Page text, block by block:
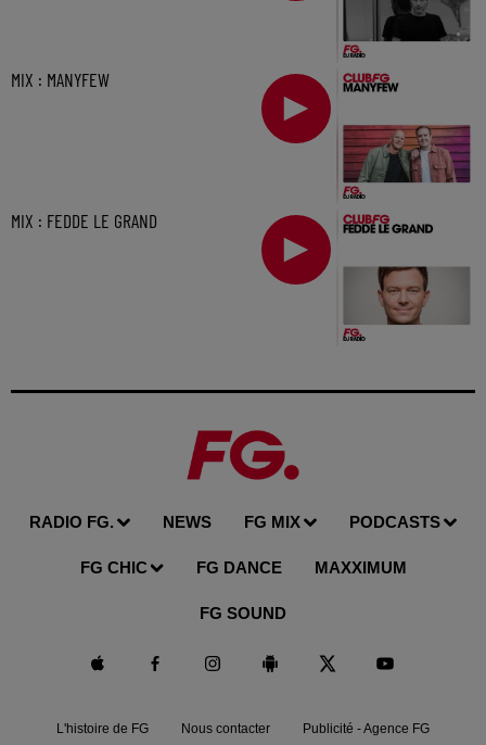
MIX : MANYFEW
MIX : FEDDE LE GRAND
RADIO FG. NEWS FG MIX PODCASTS
FG CHIC FG DANCE MAXXIMUM
FG SOUND
L'histoire de FG Nous contacter Publicité - Agence FG